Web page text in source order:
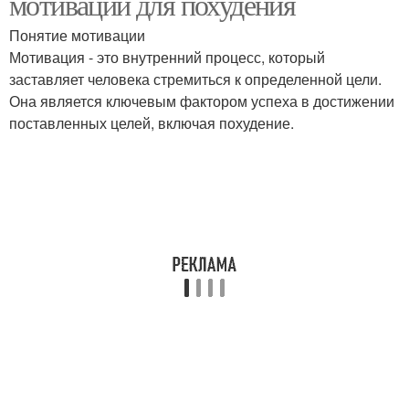
Понятие мотивации
Мотивация - это внутренний процесс, который
заставляет человека стремиться к определенной цели.
Она является ключевым фактором успеха в достижении
поставленных целей, включая похудение.